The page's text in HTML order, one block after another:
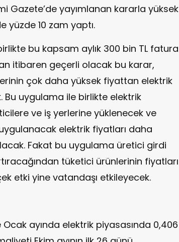
Gazete’de yayımlanan kararla yüksek
yüzde 10 zam yaptı.
birlikte bu kapsam aylık 300 bin TL fatura
itibaren geçerli olacak bu karar,
çok daha yüksek fiyattan elektrik
Bu uygulama ile birlikte elektrik
ve iş yerlerine yüklenecek ve
elektrik fiyatları daha
Fakat bu uygulama üretici girdi
tüketici ürünlerinin fiyatları
etki yine vatandaşı etkileyecek.
ayında elektrik piyasasında 0,406